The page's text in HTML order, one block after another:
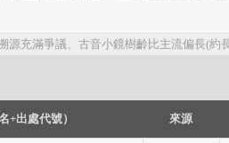
源充滿爭議、古音小鏡樹齡比主流偏長(約
+出處代號） 來源